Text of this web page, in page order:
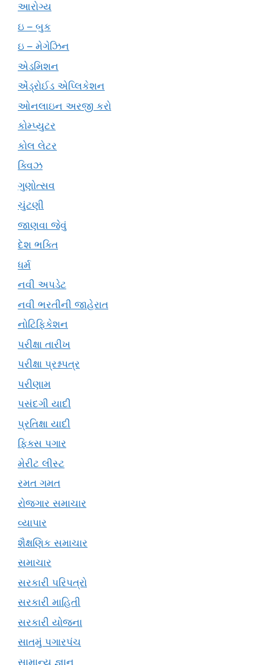
આરોગ્ય
ઇ – બુક
ઇ – મેગેઝિન
એડમિશન
એંડ્રોઈડ એપ્લિકેશન
ઓનલાઇન અરજી કરો
કોમ્પ્યુટર
કોલ લેટર
ક્વિઝ
ગુણોત્સવ
ચુંટણી
જાણવા જેવું
દેશ ભક્તિ
ધર્મ
નવી અપડેટ
નવી ભરતીની જાહેરાત
નોટિફિકેશન
પરીક્ષા તારીખ
પરીક્ષા પ્રશ્નપત્ર
પરીણામ
પસંદગી યાદી
પ્રતિક્ષા યાદી
ફિક્સ પગાર
મેરીટ લીસ્ટ
રમત ગમત
રોજગાર સમાચાર
વ્યાપાર
શૈક્ષણિક સમાચાર
સમાચાર
સરકારી પરિપત્રો
સરકારી માહિતી
સરકારી યોજના
સાતમું પગારપંચ
સામાન્ય જ્ઞાન